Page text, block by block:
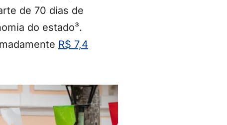
de 70 dias de
do estado³.
R$ 7,4